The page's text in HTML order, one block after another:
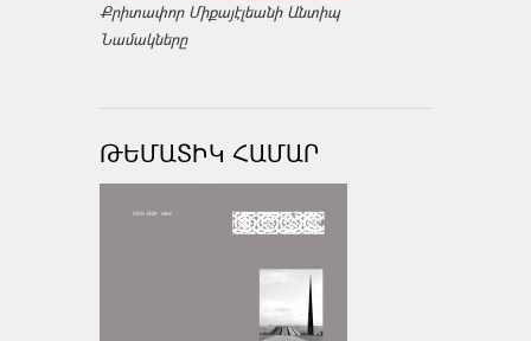
Քրիտափոր Միքայէլեանի Անտիպ
Նամակները
ԹԵՄԱՏԻԿ ՀԱՄԱՐ